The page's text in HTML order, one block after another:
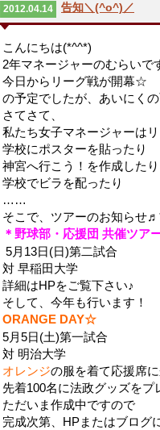
2012.04.14 告知＼(^o^)／
こんにちは(*^^*)
2年マネージャーのむらいで
今日からリーグ戦が開幕☆
の予定でしたが、あいにく
さてさて、
私たち女子マネージャーは
学校にポスターを貼ったり
神宮へ行こう！を作成したり
学校でビラを配ったり
……
そこで、ツアーのお知らせ
＊野球部・応援団 共催ツア
5月13日(日)第二試合
対 早稲田大学
詳細はHPをご覧下さい♪
そして、今年も行います！
ORANGE DAY☆
5月5日(土)第一試合
対 明治大学
オレンジの服を着て応援席
先着100名に法政グッズをプ
ただいま作成中ですので
完成次第、HPまたはブログ